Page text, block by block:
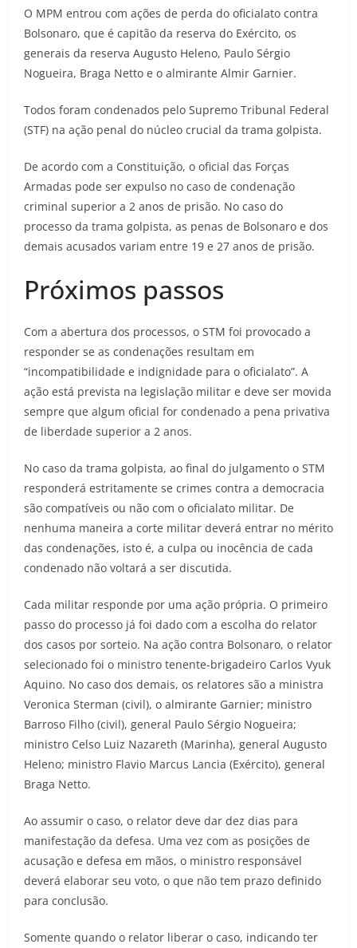
O MPM entrou com ações de perda do oficialato contra
Bolsonaro, que é capitão da reserva do Exército, os
generais da reserva Augusto Heleno, Paulo Sérgio
Nogueira, Braga Netto e o almirante Almir Garnier.
Todos foram condenados pelo Supremo Tribunal Federal
(STF) na ação penal do núcleo crucial da trama golpista.
De acordo com a Constituição, o oficial das Forças
Armadas pode ser expulso no caso de condenação
criminal superior a 2 anos de prisão. No caso do
processo da trama golpista, as penas de Bolsonaro e dos
demais acusados variam entre 19 e 27 anos de prisão.
Próximos passos
Com a abertura dos processos, o STM foi provocado a
responder se as condenações resultam em
“incompatibilidade e indignidade para o oficialato”. A
ação está prevista na legislação militar e deve ser movida
sempre que algum oficial for condenado a pena privativa
de liberdade superior a 2 anos.
No caso da trama golpista, ao final do julgamento o STM
responderá estritamente se crimes contra a democracia
são compatíveis ou não com o oficialato militar. De
nenhuma maneira a corte militar deverá entrar no mérito
das condenações, isto é, a culpa ou inocência de cada
condenado não voltará a ser discutida.
Cada militar responde por uma ação própria. O primeiro
passo do processo já foi dado com a escolha do relator
dos casos por sorteio. Na ação contra Bolsonaro, o relator
selecionado foi o ministro tenente-brigadeiro Carlos Vyuk
Aquino. No caso dos demais, os relatores são a ministra
Veronica Sterman (civil), o almirante Garnier; ministro
Barroso Filho (civil), general Paulo Sérgio Nogueira;
ministro Celso Luiz Nazareth (Marinha), general Augusto
Heleno; ministro Flavio Marcus Lancia (Exército), general
Braga Netto.
Ao assumir o caso, o relator deve dar dez dias para
manifestação da defesa. Uma vez com as posições de
acusação e defesa em mãos, o ministro responsável
deverá elaborar seu voto, o que não tem prazo definido
para conclusão.
Somente quando o relator liberar o caso, indicando ter